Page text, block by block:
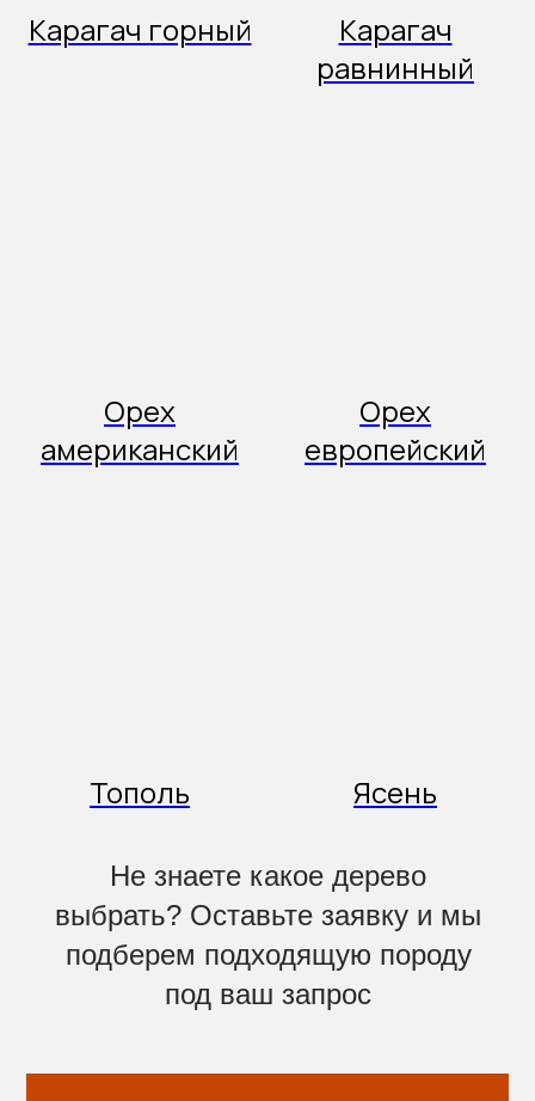
Карагач горный
Карагач
равнинный
Орех
американский
Орех
европейский
Тополь Ясень
Не знаете какое дерево
выбрать? Оставьте заявку и мы
подберем подходящую породу
под ваш запрос